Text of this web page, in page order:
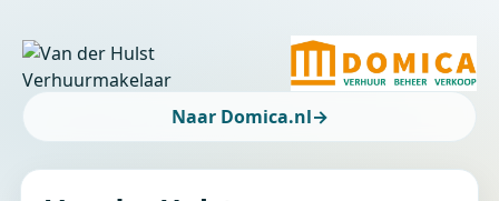
Naar Domica.nl→